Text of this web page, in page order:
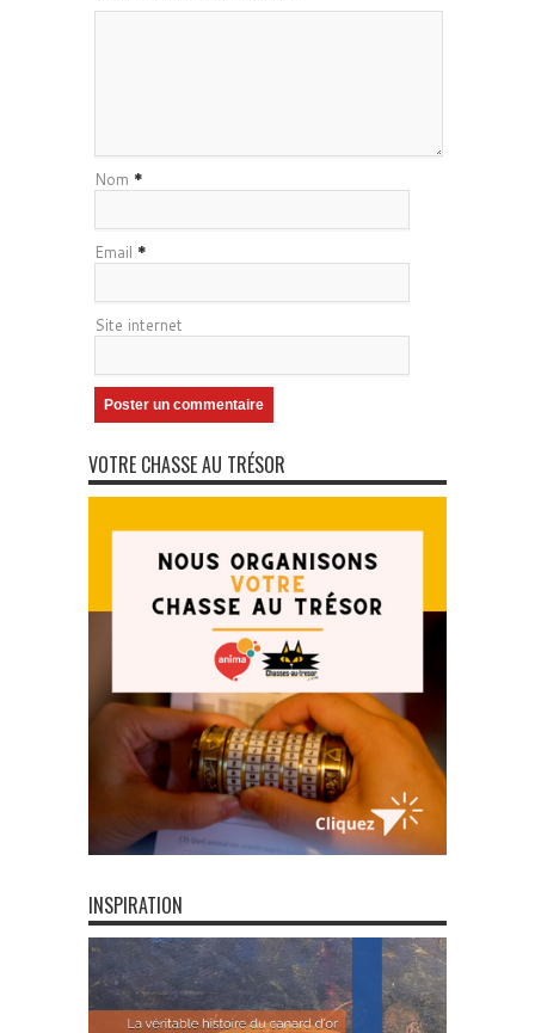
Nom *
Email *
Site internet
VOTRE CHASSE AU TRÉSOR
INSPIRATION